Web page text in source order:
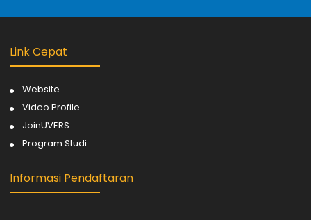
Link Cepat
Website
Video Profile
JoinUVERS
Program Studi
Informasi Pendaftaran